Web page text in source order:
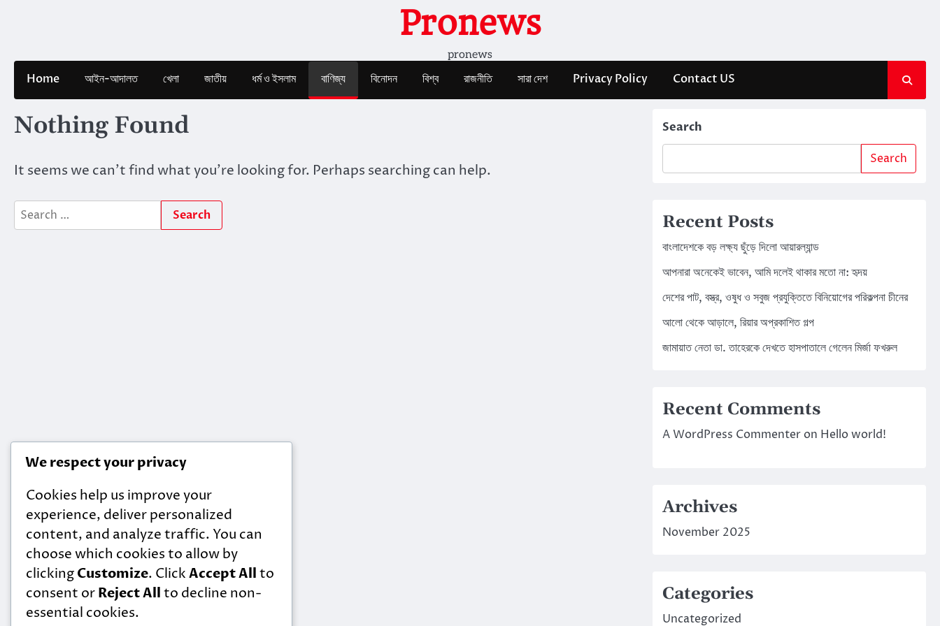
Pronews
pronews
Home আইন-আদালত খেলা জাতীয় ধর্ম ও ইসলাম বাণিজ্য বিনোদন বিশ্ব রাজনীতি সারা দেশ Privacy Policy Contact US
Nothing Found
It seems we can’t find what you’re looking for. Perhaps searching can help.
Search
for:
Search
Search
Recent Posts
বাংলাদেশকে বড় লক্ষ্য ছুঁড়ে দিলো আয়ারল্যান্ড
আপনারা অনেকেই ভাবেন, আমি দলেই থাকার মতো না: হৃদয়
দেশের পাট, বস্ত্র, ওষুধ ও সবুজ প্রযুক্তিতে বিনিয়োগের পরিকল্পনা চীনের
আলো থেকে আড়ালে, রিয়ার অপ্রকাশিত গল্প
জামায়াত নেতা ডা. তাহেরকে দেখতে হাসপাতালে গেলেন মির্জা ফখরুল
Recent Comments
A WordPress Commenteron Hello world!
Archives
November 2025
Categories
Uncategorized
We respect your privacy
Cookies help us improve your
experience, deliver personalized
content, and analyze traffic. You can
choose which cookies to allow by
clickingCustomize. ClickAccept Allto
consent orReject Allto decline non-
essential cookies.